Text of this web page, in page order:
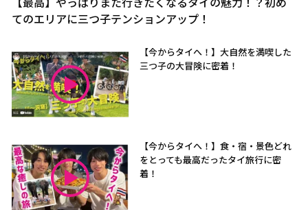
てのエリアに三つ子テンションアップ！
【今からタイへ！】大自然を満喫した
三つ子の大冒険に密着！
【今からタイへ！】食・宿・景色どれ
をとっても最高だったタイ旅行に密
着！